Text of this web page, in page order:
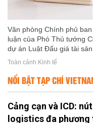
Văn phòng Chính phủ
luận của Phó Thủ tướng
dự án Luật Đấu giá tài sản
Toàn cảnh Kinh tế
NỔI BẬT TẠP CHÍ
Cảng cạn và ICD:
logistics đa